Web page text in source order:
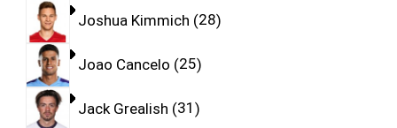
Joshua Kimmich 28
Joao Cancelo 25
Jack Grealish 31